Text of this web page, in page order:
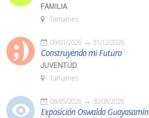
FAMILIA
Tamames
09/01/2026 31/12/2026
Construyendo mi Futuro
JUVENTUD
Tamames
08/05/2026 30/08/2026
Exposición Oswaldo Guayasamín